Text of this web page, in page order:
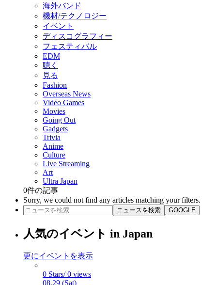
海外バンド
機材/テクノロジー
イベント
ディスコグラフィー
フェスティバル
EDM
聴く
見る
Fashion
Overseas News
Video Games
Movies
Going Out
Gadgets
Trivia
Anime
Culture
Live Streaming
Art
Ultra Japan
0件の記事
Sorry, we could not find any articles matching your filters.
ニュースを検索 GOOGLE
人気のイベント in Japan
更にイベントを表示
0 Stars/ 0 views
08.29 (Sat)